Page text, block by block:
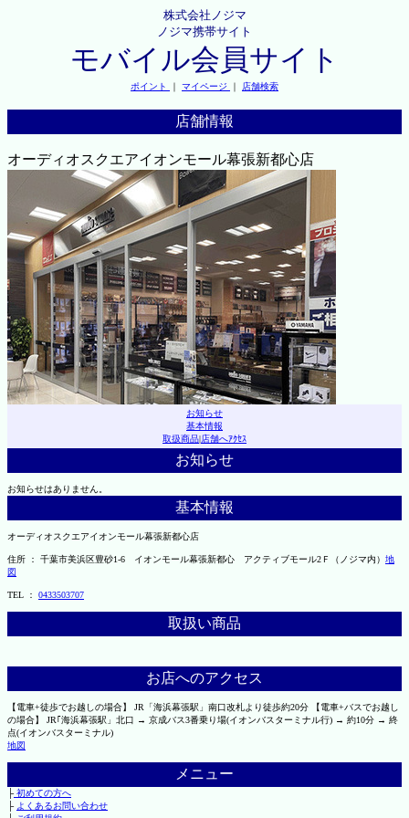
株式会社ノジマ
ノジマ携帯サイト
モバイル会員サイト
ポイント ｜ マイページ ｜ 店舗検索
店舗情報
オーディオスクエアイオンモール幕張新都心店
お知らせ
基本情報
取扱商品|店舗へｱｸｾｽ
お知らせ
お知らせはありません。
基本情報
オーディオスクエアイオンモール幕張新都心店
住所 ： 千葉市美浜区豊砂1-6 イオンモール幕張新都心 アクティブモール2Ｆ（ノジマ内） 地
図
TEL ： 0433503707
取扱い商品
お店へのアクセス
【電車+徒歩でお越しの場合】 JR「海浜幕張駅」南口改札より徒歩約20分 【電車+バスでお越し
の場合】 JR｢海浜幕張駅」北口 → 京成バス3番乗り場(イオンバスターミナル行) → 約10分 → 終
点(イオンバスターミナル)
地図
メニュー
├初めての方へ
├ よくあるお問い合わせ